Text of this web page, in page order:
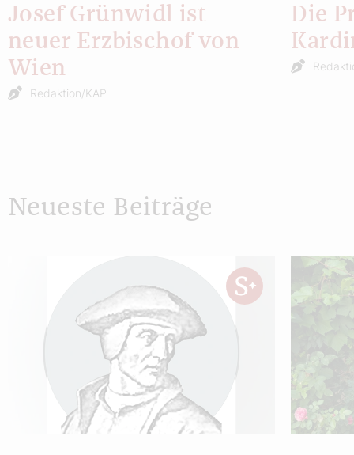
Josef Grünwidl ist
neuer Erzbischof von
Wien
Redaktion/KAP
Die
Neueste Beiträge